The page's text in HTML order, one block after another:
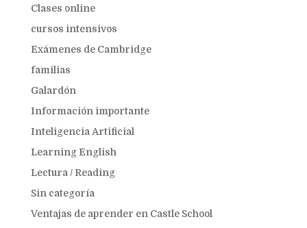
Clases online
cursos intensivos
Exámenes de Cambridge
familias
Galardón
Información importante
Inteligencia Artificial
Learning English
Lectura / Reading
Sin categoría
Ventajas de aprender en Castle School